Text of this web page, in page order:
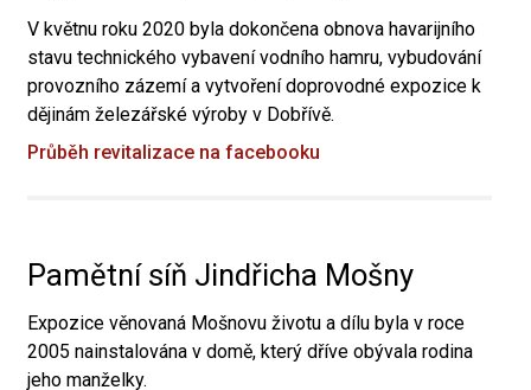
V květnu roku 2020 byla dokončena obnova havarijního
stavu technického vybavení vodního hamru, vybudování
provozního zázemí a vytvoření doprovodné expozice k
dějinám železářské výroby v Dobřívě.
Průběh revitalizace na facebooku
Pamětní síň Jindřicha Mošny
Expozice věnovaná Mošnovu životu a dílu byla v roce
2005 nainstalována v domě, který dříve obývala rodina
jeho manželky.